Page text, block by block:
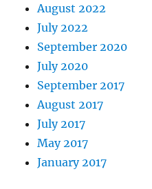
August 2022
July 2022
September 2020
July 2020
September 2017
August 2017
July 2017
May 2017
January 2017